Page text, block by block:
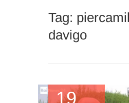
Tag:
davigo
19